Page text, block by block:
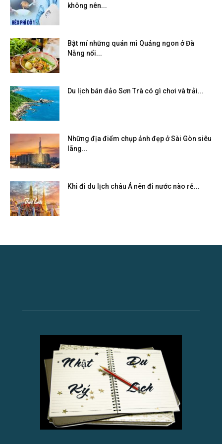
không nên...
Bật mí những quán mì Quảng ngon ở Đà
Nẵng nổi...
Du lịch bán đảo Sơn Trà có gì chơi và trải...
Những địa điểm chụp ảnh đẹp ở Sài Gòn siêu
lãng...
Khi đi du lịch châu Á nên đi nước nào rẻ...